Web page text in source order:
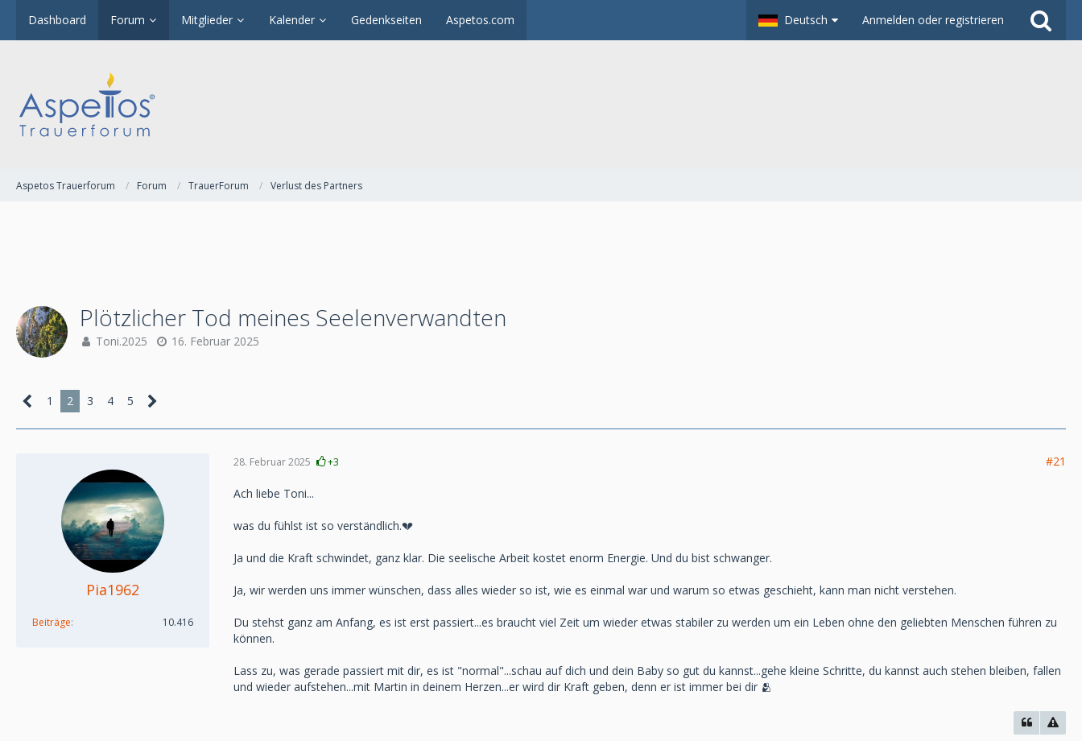
Dashboard Forum Mitglieder Kalender Gedenkseiten Aspetos.com Deutsch Anmelden oder registrieren
Aspetos Trauerforum Forum TrauerForum Verlust des Partners
Plötzlicher Tod meines Seelenverwandten
Toni.2025 16. Februar 2025
1 2 3 4 5
Pia1962
Beiträge 10.416
28. Februar 2025 +3 #21
Ach liebe Toni...
was du fühlst ist so verständlich.💔
Ja und die Kraft schwindet, ganz klar. Die seelische Arbeit kostet enorm Energie. Und du bist schwanger.
Ja, wir werden uns immer wünschen, dass alles wieder so ist, wie es einmal war und warum so etwas geschieht, kann man nicht verstehen.
Du stehst ganz am Anfang, es ist erst passiert...es braucht viel Zeit um wieder etwas stabiler zu werden um ein Leben ohne den geliebten Menschen führen zu
können.
Lass zu, was gerade passiert mit dir, es ist "normal"...schau auf dich und dein Baby so gut du kannst...gehe kleine Schritte, du kannst auch stehen bleiben, fallen
und wieder aufstehen...mit Martin in deinem Herzen...er wird dir Kraft geben, denn er ist immer bei dir 🫂